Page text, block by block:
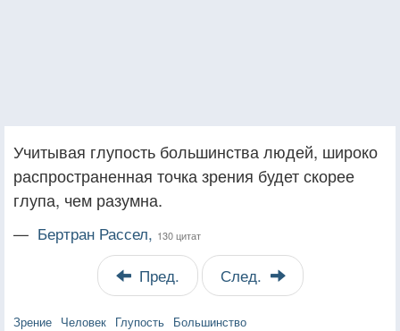
Учитывая глупость большинства людей, широко
распространенная точка зрения будет скорее
глупа, чем разумна.
— Бертран Рассел, 130 цитат
Пред. След.
Зрение Человек Глупость Большинство